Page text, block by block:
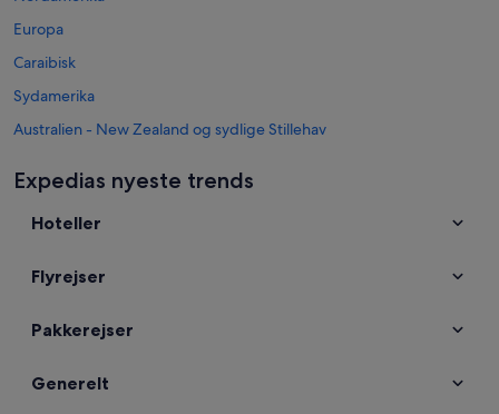
Europa
Caraibisk
Sydamerika
Australien - New Zealand og sydlige Stillehav
Mellemøsten
Afrika
Biludlejning i Bangkok
Biludlejning i Krabi
Biludlejning i Pattaya
Expedias nyeste trends
Hoteller
Flyrejser
Pakkerejser
Generelt